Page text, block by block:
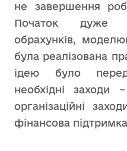
не завершення
Початок дуже
обрахунків,
була реалізована
ідею було
необхідні заходи
організаційні
фінансова